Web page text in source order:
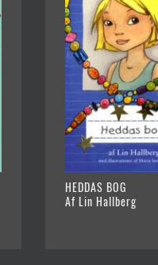
HEDDAS BOG
Af Lin Hallberg